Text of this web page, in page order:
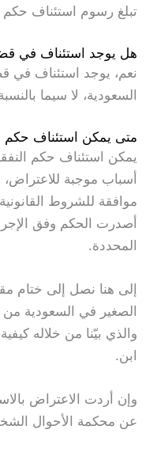
تبلغ رسوم استئناف
هل يوجد استئناف في
نعم، يوجد استئناف في
السعودية، لا سيما
متى يمكن استئناف حكم
يمكن استئناف حكم
أسباب موجبة
موافقة للشروط
أصدرت الحكم وفق
المحددة.
إلى هنا نصل إلى ختام
الصغير في السعودية
والذي بيّنا من خلاله
ابن.
وإن أردت الاعتراض
عن محكمة الأحوال